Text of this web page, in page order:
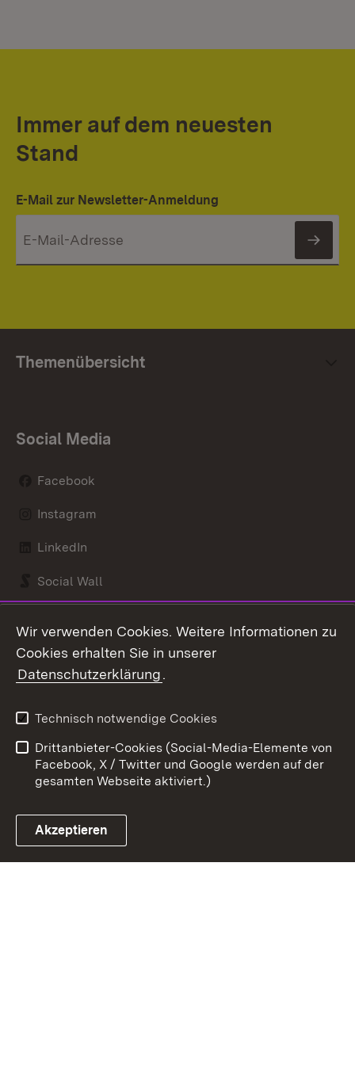
Immer auf dem neuesten
Stand
E-Mail zur Newsletter-Anmeldung
Themenübersicht
Social Media
Facebook
Instagram
LinkedIn
Social Wall
Link zum Landesportal
Kontakt
Barrierefreiheit
Impressum
Cookies
Wir verwenden Cookies. Weitere Informationen zu
Cookies erhalten Sie in unserer
Datenschutzerklärung.
Technisch notwendige Cookies
Drittanbieter-Cookies (Social-Media-Elemente von
Facebook, X / Twitter und Google werden auf der
gesamten Webseite aktiviert.)
Akzeptieren